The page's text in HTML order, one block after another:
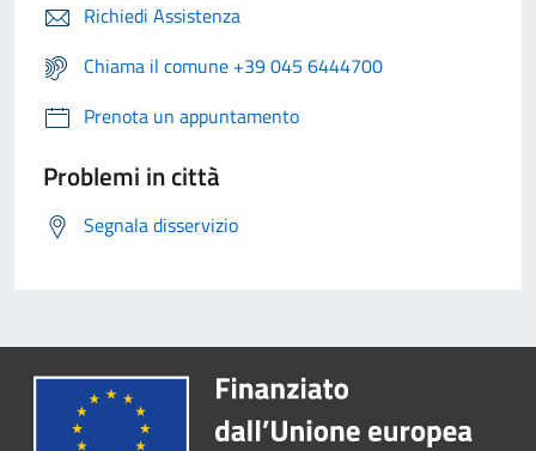
Richiedi Assistenza
Chiama il comune +39 045 6444700
Prenota un appuntamento
Problemi in città
Segnala disservizio